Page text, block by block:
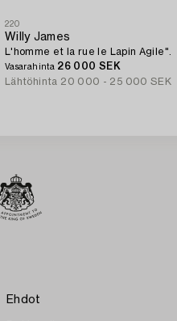
220
Willy James
L'homme et la rue le Lapin Agile".
Vasarahinta 26 000 SEK
Lähtöhinta 20 000 - 25 000 SEK
Ehdot